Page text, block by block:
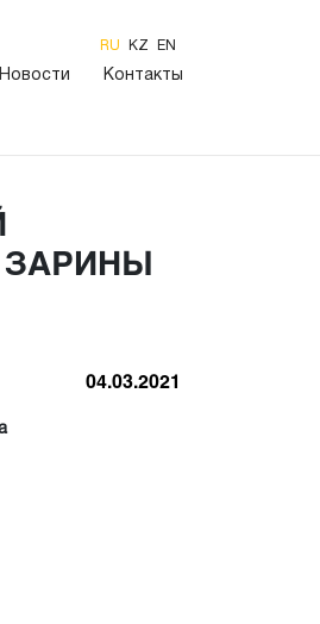
RU KZ EN
Новости Контакты
ЗАРИНЫ
04.03.2021